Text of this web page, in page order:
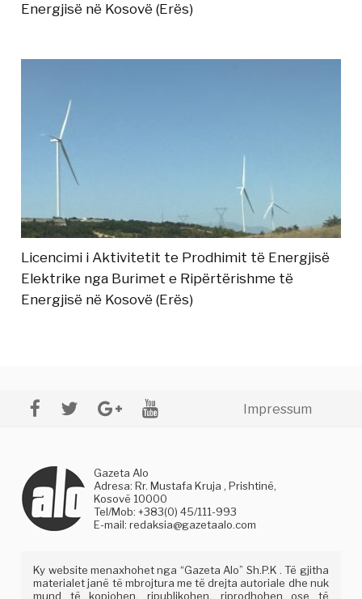
Energjisë në Kosovë (Erës)
Licencimi i Aktivitetit te Prodhimit të Energjisë
Elektrike nga Burimet e Ripërtërishme të
Energjisë në Kosovë (Erës)
Impressum
Gazeta Alo
Adresa: Rr. Mustafa Kruja , Prishtinë,
Kosovë 10000
Tel/Mob: +383(0) 45/111-993
E-mail:redaksia@gazetaalo.com
Ky website menaxhohet nga “Gazeta Alo” Sh.P.K . Të gjitha
materialet janë të mbrojtura me të drejta autoriale dhe nuk
mund të kopjohen, ripublikohen, riprodhohen ose të